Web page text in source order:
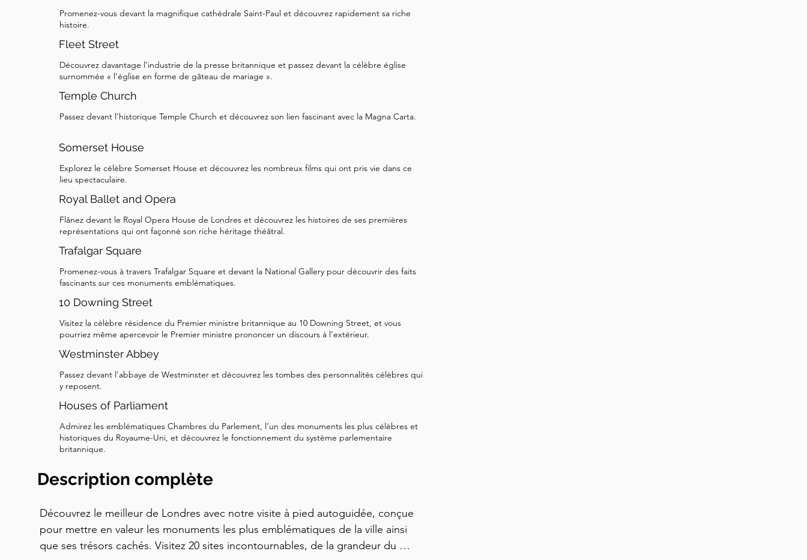
Promenez-vous devant la magnifique cathédrale Saint-Paul et découvrez rapidement sa riche
histoire.
Fleet Street
Découvrez davantage l’industrie de la presse britannique et passez devant la célèbre église
surnommée « l’église en forme de gâteau de mariage ».
Temple Church
Passez devant l’historique Temple Church et découvrez son lien fascinant avec la Magna Carta.
Somerset House
Explorez le célèbre Somerset House et découvrez les nombreux films qui ont pris vie dans ce
lieu spectaculaire.
Royal Ballet and Opera
Flânez devant le Royal Opera House de Londres et découvrez les histoires de ses premières
représentations qui ont façonné son riche héritage théâtral.
Trafalgar Square
Promenez-vous à travers Trafalgar Square et devant la National Gallery pour découvrir des faits
fascinants sur ces monuments emblématiques.
10 Downing Street
Visitez la célèbre résidence du Premier ministre britannique au 10 Downing Street, et vous
pourriez même apercevoir le Premier ministre prononcer un discours à l’extérieur.
Westminster Abbey
Passez devant l’abbaye de Westminster et découvrez les tombes des personnalités célèbres qui
y reposent.
Houses of Parliament
Admirez les emblématiques Chambres du Parlement, l’un des monuments les plus célèbres et
historiques du Royaume-Uni, et découvrez le fonctionnement du système parlementaire
britannique.
Description complète
Découvrez le meilleur de Londres avec notre visite à pied autoguidée, conçue
pour mettre en valeur les monuments les plus emblématiques de la ville ainsi
que ses trésors cachés. Visitez 20 sites incontournables, de la grandeur du